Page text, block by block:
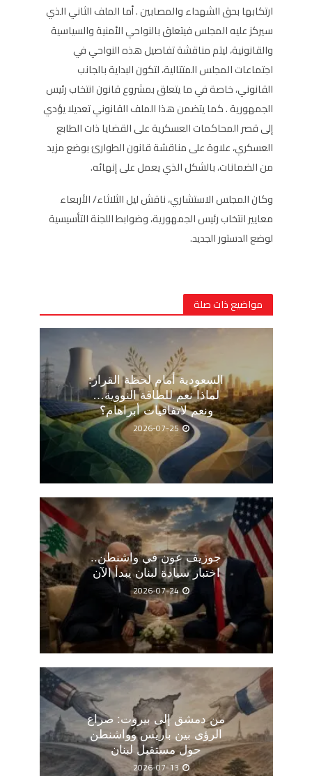
ارتكابها بحق الشهداء والمصابين . أما الملف الثاني الذي
سيركز عليه المجلس فيتعلق بالنواحي الأمنية والسياسية
والقانونية، ليتم مناقشة تفاصيل هذه النواحي في
اجتماعات المجلس المتتالية، لتكون البداية بالجانب
القانوني، خاصة في ما يتعلق بمشروع قانون انتخاب رئيس
الجمهورية . كما يتضمن هذا الملف القانوني تعديلا يؤدي
إلى قصر المحاكمات العسكرية على القضايا ذات الطابع
العسكري، علاوة على مناقشة قانون الطوارئ بوضع مزيد
من الضمانات، بالشكل الذي يعمل على إنهائه.
وكان المجلس الاستشاري، ناقش ليل الثلاثاء/ الأربعاء
معايير انتخاب رئيس الجمهورية، وضوابط اللجنة التأسيسية
لوضع الدستور الجديد.
مواضيع ذات صلة
السعودية أمام لحظة القرار:
لماذا نعم للطاقة النووية…
ونعم لاتفاقيات أبراهام؟
2026-07-25
جوزيف عون في واشنطن..
اختبار سيادة لبنان يبدأ الآن
2026-07-24
من دمشق إلى بيروت: صراع
الرؤى بين باريس وواشنطن
حول مستقبل لبنان
2026-07-13